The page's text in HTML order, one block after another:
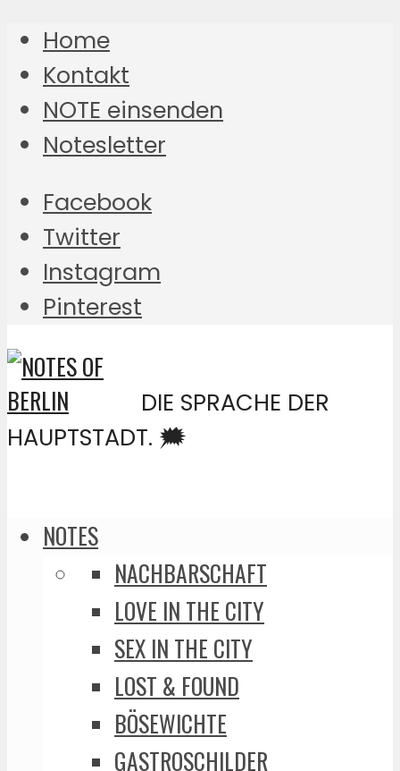
Home
Kontakt
NOTE einsenden
Notesletter
Facebook
Twitter
Instagram
Pinterest
DIE SPRACHE DER
HAUPTSTADT. 🗯️
NOTES
NACHBARSCHAFT
LOVE IN THE CITY
SEX IN THE CITY
LOST & FOUND
BÖSEWICHTE
GASTROSCHILDER